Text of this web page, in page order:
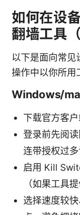
如何在设
翻墙工具
以下是面向常见
操作中以你所用
Windows/
下载官方客
登录前先阅
连带授权过多
启用 Kill
（如果工具提
选择速度较